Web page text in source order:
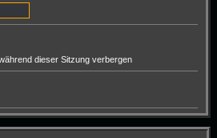
dieser Sitzung verbergen